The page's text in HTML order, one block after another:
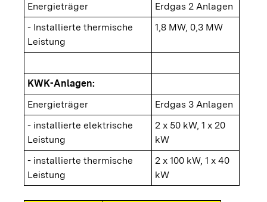
Energieträger
Erdgas 2 Anlagen
- Installierte thermische
Leistung
1,8 MW, 0,3 MW
KWK-Anlagen:
Energieträger
Erdgas 3 Anlagen
- installierte elektrische
Leistung
2 x 50 kW, 1 x 20
kW
- installierte thermische
Leistung
2 x 100 kW, 1 x 40
kW